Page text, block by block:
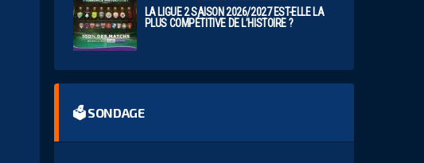
LA LIGUE 2 SAISON 2026/2027 EST-ELLE LA
PLUS COMPÉTITIVE DE L’HISTOIRE ?
🗳 SONDAGE